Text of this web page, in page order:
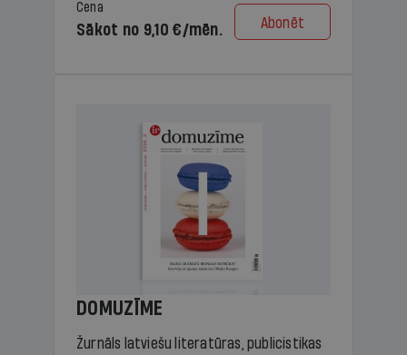
Cena
Sākot no 9,10 €/mēn. Abonēt
DOMUZĪME
Žurnāls latviešu literatūras, publicistikas